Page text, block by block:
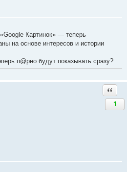
Картинок» — теперь
на основе интересов и истории
п@рно будут показывать сразу?
1